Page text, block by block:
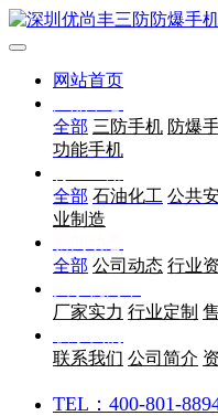
网站首页
全部 三防手机 防爆
功能手机
全部 石油化工 公共
业制造
全部 公司动态 行业
厂家实力 行业定制
联系我们 公司简介
TEL：400-801-